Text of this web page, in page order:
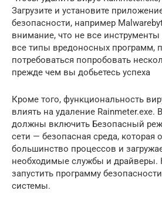
Загрузите и установите
безопасности, например
внимание, что не все инструменты
все типы вредоносных программ,
потребоваться попробовать
прежде чем вы добьетесь успеха
Кроме того, функциональность
влиять на удаление Rainmeter.exe.
должны включить Безопасный
сети — безопасная среда, которая
большинство процессов и
необходимые службы и драйверы.
запустить программу
системы.